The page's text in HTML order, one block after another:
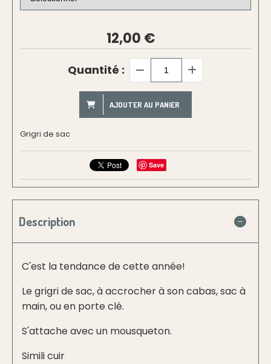
12,00 €
Quantité :
AJOUTER AU PANIER
Grigri de sac
Save
Description
C'est la tendance de cette année!
Le grigri de sac, à accrocher à son cabas, sac à
main, ou en porte clé.
S'attache avec un mousqueton.
Simili cuir